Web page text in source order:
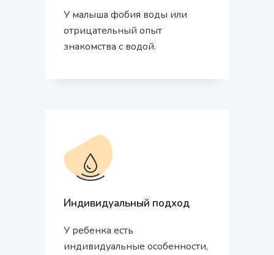
У малыша фобия воды или
отрицательный опыт
знакомства с водой.
Индивидуальный подход
У ребенка есть
индивидуальные особенности,